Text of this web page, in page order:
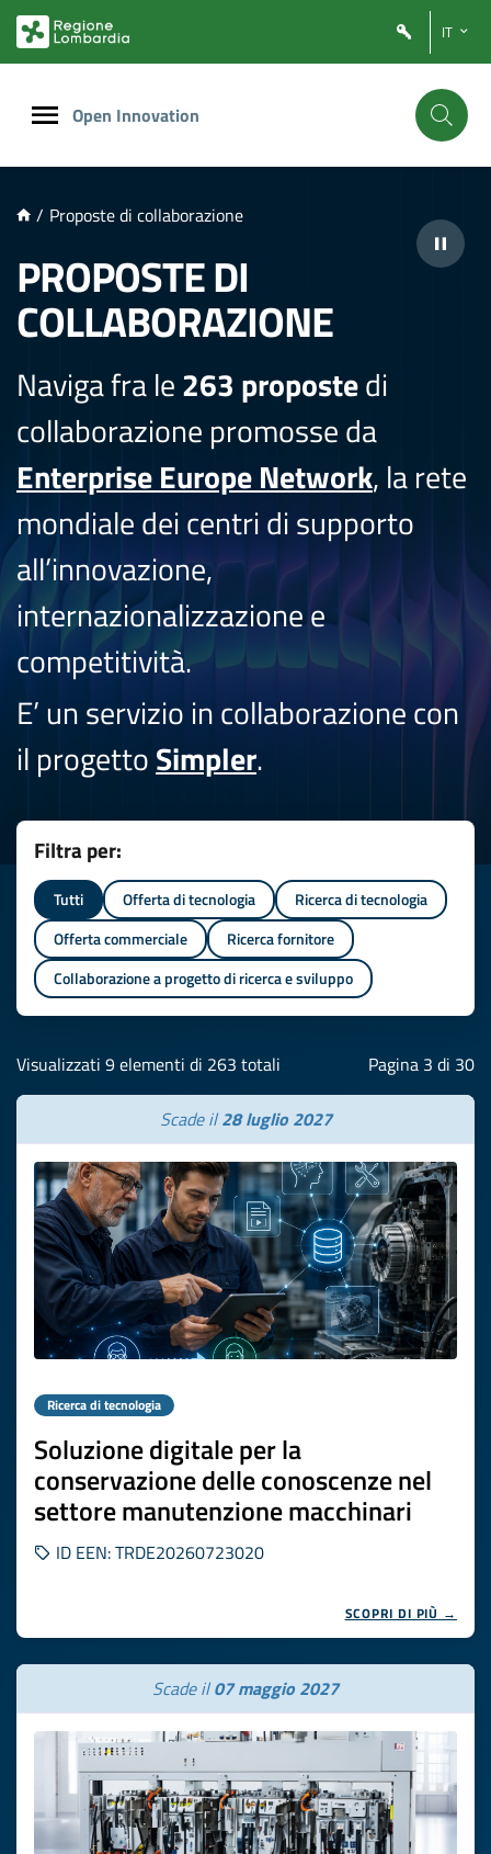
PRINCIPALE
IT
Open Innovation
/ Proposte di collaborazione
PROPOSTE DI
COLLABORAZIONE
Naviga fra le263 propostedi
collaborazione promosse da
Enterprise Europe Network, la rete
mondiale dei centri di supporto
all’innovazione,
internazionalizzazione e
competitività.
E’ un servizio in collaborazione con
il progettoSimpler.
Filtra per:
Tutti Offerta di tecnologia
Ricerca di tecnologia
Offerta commerciale
Ricerca fornitore
Collaborazione a progetto di ricerca e sviluppo
Visualizzati 9 elementi di 263 totali Pagina 3 di 30
Scade il28 luglio 2027
Ricerca di tecnologia
Soluzione digitale per la
conservazione delle conoscenze nel
settore manutenzione macchinari
ID EEN: TRDE20260723020
SCOPRI DI PIÙ →
Scade il07 maggio 2027